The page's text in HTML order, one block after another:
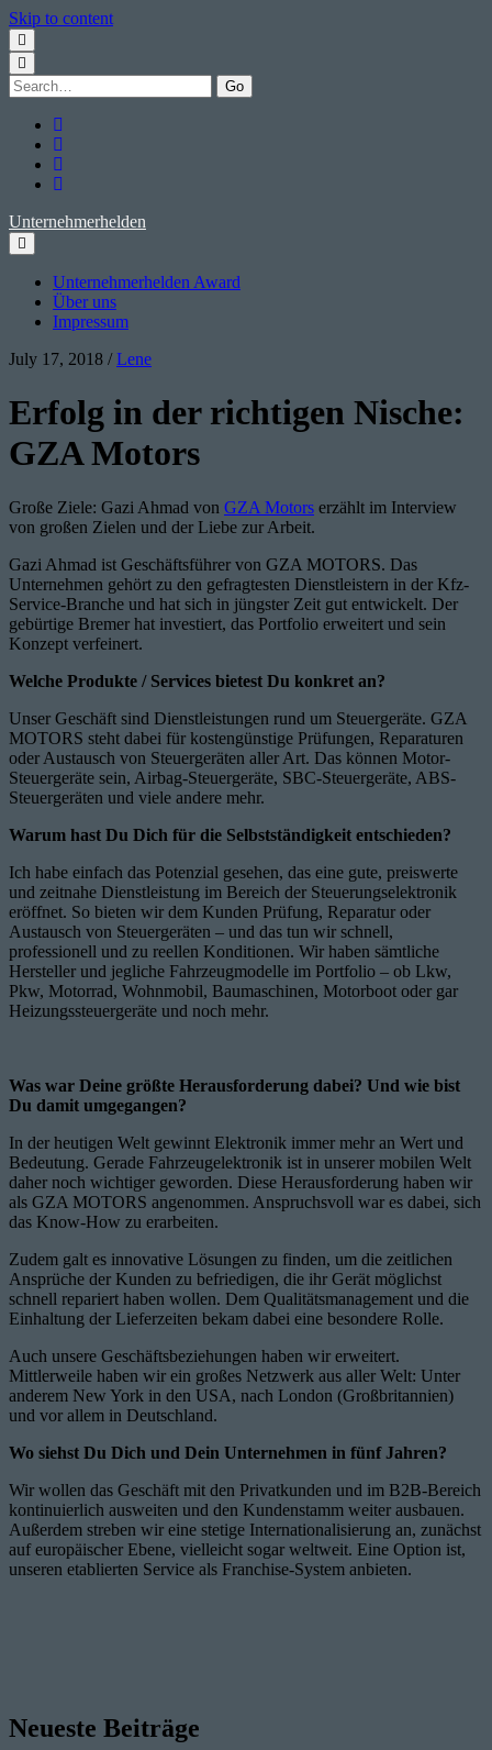
Skip to content
Search
for:
Unternehmerhelden
Unternehmerhelden Award
Über uns
Impressum
July 17, 2018 /Lene
Erfolg in der richtigen Nische:
GZA Motors
Große Ziele: Gazi Ahmad von GZA Motors erzählt im Interview
von großen Zielen und der Liebe zur Arbeit.
Gazi Ahmad ist Geschäftsführer von GZA MOTORS. Das
Unternehmen gehört zu den gefragtesten Dienstleistern in der Kfz-
Service-Branche und hat sich in jüngster Zeit gut entwickelt. Der
gebürtige Bremer hat investiert, das Portfolio erweitert und sein
Konzept verfeinert.
Welche Produkte / Services bietest Du konkret an?
Unser Geschäft sind Dienstleistungen rund um Steuergeräte. GZA
MOTORS steht dabei für kostengünstige Prüfungen, Reparaturen
oder Austausch von Steuergeräten aller Art. Das können Motor-
Steuergeräte sein, Airbag-Steuergeräte, SBC-Steuergeräte, ABS-
Steuergeräten und viele andere mehr.
Warum hast Du Dich für die Selbstständigkeit entschieden?
Ich habe einfach das Potenzial gesehen, das eine gute, preiswerte
und zeitnahe Dienstleistung im Bereich der Steuerungselektronik
eröffnet. So bieten wir dem Kunden Prüfung, Reparatur oder
Austausch von Steuergeräten – und das tun wir schnell,
professionell und zu reellen Konditionen. Wir haben sämtliche
Hersteller und jegliche Fahrzeugmodelle im Portfolio – ob Lkw,
Pkw, Motorrad, Wohnmobil, Baumaschinen, Motorboot oder gar
Heizungssteuergeräte und noch mehr.
Was war Deine größte Herausforderung dabei? Und wie bist
Du damit umgegangen?
In der heutigen Welt gewinnt Elektronik immer mehr an Wert und
Bedeutung. Gerade Fahrzeugelektronik ist in unserer mobilen Welt
daher noch wichtiger geworden. Diese Herausforderung haben wir
als GZA MOTORS angenommen. Anspruchsvoll war es dabei, sich
das Know-How zu erarbeiten.
Zudem galt es innovative Lösungen zu finden, um die zeitlichen
Ansprüche der Kunden zu befriedigen, die ihr Gerät möglichst
schnell repariert haben wollen. Dem Qualitätsmanagement und die
Einhaltung der Lieferzeiten bekam dabei eine besondere Rolle.
Auch unsere Geschäftsbeziehungen haben wir erweitert.
Mittlerweile haben wir ein großes Netzwerk aus aller Welt: Unter
anderem New York in den USA, nach London (Großbritannien)
und vor allem in Deutschland.
Wo siehst Du Dich und Dein Unternehmen in fünf Jahren?
Wir wollen das Geschäft mit den Privatkunden und im B2B-Bereich
kontinuierlich ausweiten und den Kundenstamm weiter ausbauen.
Außerdem streben wir eine stetige Internationalisierung an, zunächst
auf europäischer Ebene, vielleicht sogar weltweit. Eine Option ist,
unseren etablierten Service als Franchise-System anbieten.
Neueste Beiträge